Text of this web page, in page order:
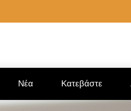
Νέα Κατεβάστε